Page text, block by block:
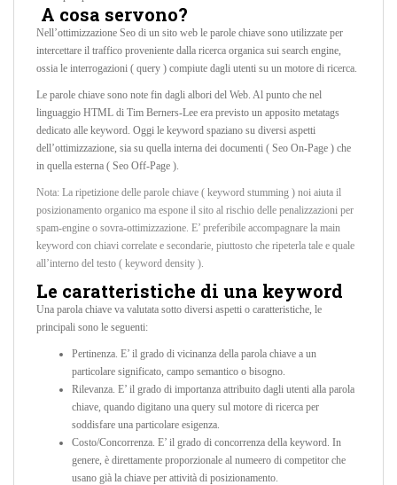
A cosa servono?
Nell’ottimizzazione Seo di un sito web le parole chiave sono utilizzate per
intercettare il traffico proveniente dalla ricerca organica sui search engine,
ossia le interrogazioni ( query ) compiute dagli utenti su un motore di ricerca.
Le parole chiave sono note fin dagli albori del Web. Al punto che nel
linguaggio HTML di Tim Berners-Lee era previsto un apposito metatags
dedicato alle keyword. Oggi le keyword spaziano su diversi aspetti
dell’ottimizzazione, sia su quella interna dei documenti ( Seo On-Page ) che
in quella esterna ( Seo Off-Page ).
Nota: La ripetizione delle parole chiave ( keyword stumming ) noi aiuta il
posizionamento organico ma espone il sito al rischio delle penalizzazioni per
spam-engine o sovra-ottimizzazione. E’ preferibile accompagnare la main
keyword con chiavi correlate e secondarie, piuttosto che ripeterla tale e quale
all’interno del testo ( keyword density ).
Le caratteristiche di una keyword
Una parola chiave va valutata sotto diversi aspetti o caratteristiche, le
principali sono le seguenti:
Pertinenza. E’ il grado di vicinanza della parola chiave a un
particolare significato, campo semantico o bisogno.
Rilevanza. E’ il grado di importanza attribuito dagli utenti alla parola
chiave, quando digitano una query sul motore di ricerca per
soddisfare una particolare esigenza.
Costo/Concorrenza. E’ il grado di concorrenza della keyword. In
genere, è direttamente proporzionale al numeero di competitor che
usano già la chiave per attività di posizionamento.